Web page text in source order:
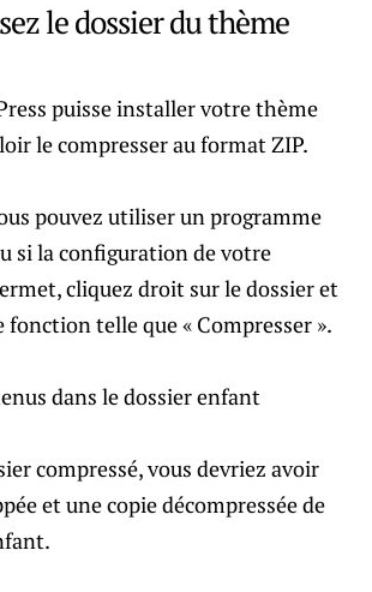
le dossier du thème
puisse installer votre thème
le compresser au format ZIP.
pouvez utiliser un programme
si la configuration de votre
cliquez droit sur le dossier et
fonction telle que « Compresser ».
compressé, vous devriez avoir
et une copie décompressée de